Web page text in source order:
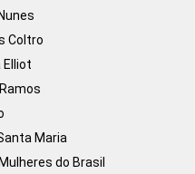
Coltro
Elliot
Maria
do Brasil